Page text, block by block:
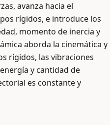
avanza hacia el
rígidos, e introduce los
momento de inercia y
aborda la cinemática y
rígidos, las vibraciones
y cantidad de
es constante y